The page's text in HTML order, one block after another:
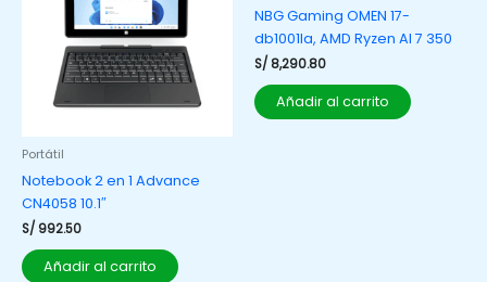
Portátil
Notebook 2 en 1 Advance
CN4058 10.1″
S/ 992.50
Añadir al carrito
NBG Gaming OMEN 17-
db1001la, AMD Ryzen AI 7 350
S/ 8,290.80
Añadir al carrito